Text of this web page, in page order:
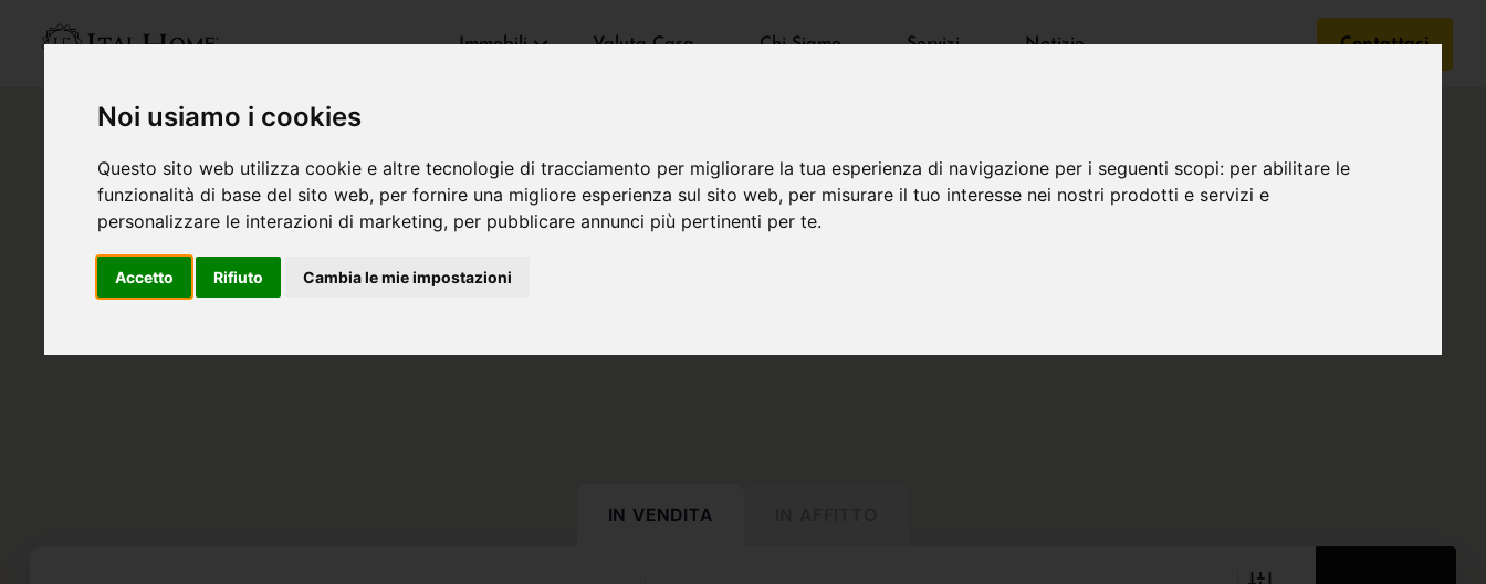
Noi usiamo i cookies
Questo sito web utilizza cookie e altre tecnologie di tracciamento per migliorare la tua esperienza di navigazione per i seguenti scopi: per abilitare le
funzionalità di base del sito web, per fornire una migliore esperienza sul sito web, per misurare il tuo interesse nei nostri prodotti e servizi e
personalizzare le interazioni di marketing, per pubblicare annunci più pertinenti per te.
Accetto Rifiuto Cambia le mie impostazioni
Immobili Valuta Casa Chi Siamo Servizi Notizie Contattaci
IN VENDITA